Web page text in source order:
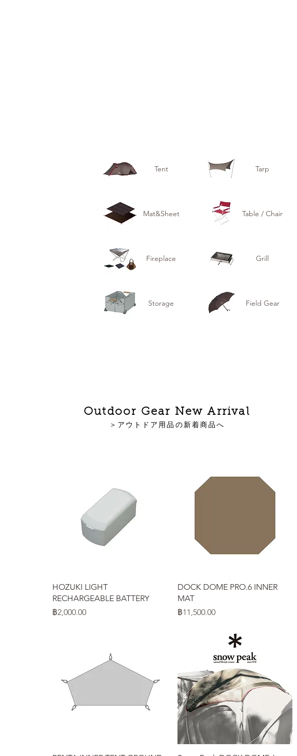
Tent
Mat&Sheet
Fireplace
Storage
Tarp
Table / Chair
Grill
Field Gear
Outdoor Gear New Arrival
＞アウトドア用品の新着商品へ
ดูข้อมูลด่วน
HOZUKI LIGHT
RECHARGEABLE BATTERY
ราคา
฿2,000.00
ดูข้อมูลด่วน
DOCK DOME PRO.6 INNER
MAT
ราคา
฿11,500.00